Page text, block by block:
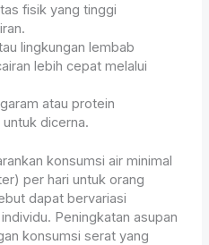
fisik yang tinggi
lingkungan lembab
lebih cepat melalui
atau protein
dicerna.
konsumsi air minimal
per hari untuk orang
dapat bervariasi
Peningkatan asupan
konsumsi serat yang